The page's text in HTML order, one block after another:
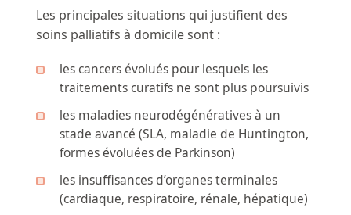
Les principales situations qui justifient des
soins palliatifs à domicile sont :
les cancers évolués pour lesquels les
traitements curatifs ne sont plus poursuivis
les maladies neurodégénératives à un
stade avancé (SLA, maladie de Huntington,
formes évoluées de Parkinson)
les insuffisances d’organes terminales
(cardiaque, respiratoire, rénale, hépatique)